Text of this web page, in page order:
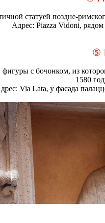
статуей поздне-
Адрес: Piazza Vidoni,
⑤
с бочонком, из
1580
Via Lata, у фасада